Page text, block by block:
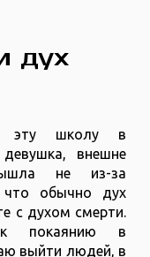
дух
эту школу в
внешне
не из-за
обычно дух
с духом смерти.
покаянию в
выйти людей, в